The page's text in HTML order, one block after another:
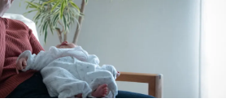
つけるべき点があれば教えていただきた
れば年内に対応してもらえる可能性はあ
葬だけを行う場合の流れや準備について
ってから慌てるこ
しておくべきことや、葬儀社に確認して